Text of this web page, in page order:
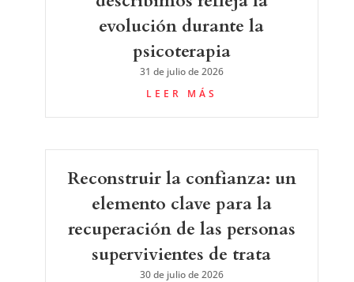
evolución durante la
psicoterapia
31 de julio de 2026
LEER MÁS
Reconstruir la confianza: un
elemento clave para la
recuperación de las personas
supervivientes de trata
30 de julio de 2026